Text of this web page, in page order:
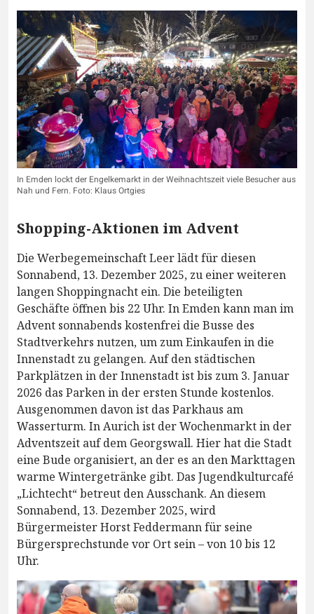
In Emden lockt der Engelkemarkt in der Weihnachtszeit viele Besucher aus
Nah und Fern. Foto: Klaus Ortgies
Shopping-Aktionen im Advent
Die Werbegemeinschaft Leer lädt für diesen
Sonnabend, 13. Dezember 2025, zu einer weiteren
langen Shoppingnacht ein. Die beteiligten
Geschäfte öffnen bis 22 Uhr. In Emden kann man im
Advent sonnabends kostenfrei die Busse des
Stadtverkehrs nutzen, um zum Einkaufen in die
Innenstadt zu gelangen. Auf den städtischen
Parkplätzen in der Innenstadt ist bis zum 3. Januar
2026 das Parken in der ersten Stunde kostenlos.
Ausgenommen davon ist das Parkhaus am
Wasserturm. In Aurich ist der Wochenmarkt in der
Adventszeit auf dem Georgswall. Hier hat die Stadt
eine Bude organisiert, an der es an den Markttagen
warme Wintergetränke gibt. Das Jugendkulturcafé
„Lichtecht“ betreut den Ausschank. An diesem
Sonnabend, 13. Dezember 2025, wird
Bürgermeister Horst Feddermann für seine
Bürgersprechstunde vor Ort sein – von 10 bis 12
Uhr.